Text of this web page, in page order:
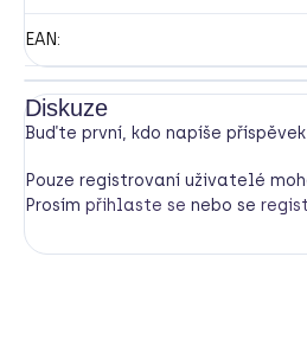
EAN:
Diskuze
Buďte první, kdo napíše
Pouze registrovaní uživatelé
Prosím přihlaste se nebo se